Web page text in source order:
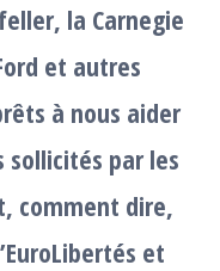
la Carnegie
et autres
à nous aider
sollicités par les
comment dire,
et